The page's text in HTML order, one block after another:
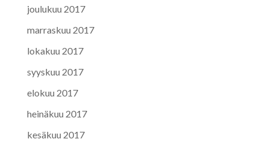
joulukuu 2017
marraskuu 2017
lokakuu 2017
syyskuu 2017
elokuu 2017
heinäkuu 2017
kesäkuu 2017